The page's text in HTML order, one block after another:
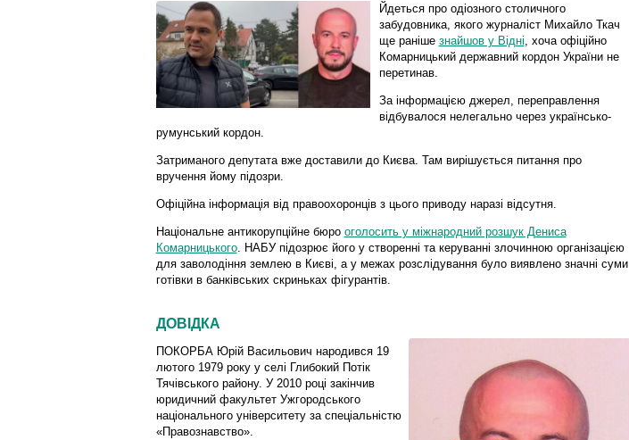
Йдеться про одіозного столичного
забудовника, якого журналіст Михайло Ткач
ще раніше знайшов у Відні , хоча офіційно
Комарницький державний кордон України не
перетинав.
За інформацією джерел, переправлення
відбувалося нелегально через українсько-
румунський кордон.
Затриманого депутата вже доставили до Києва. Там вирішується питання про
вручення йому підозри.
Офіційна інформація від правоохоронців з цього приводу наразі відсутня.
Національне антикорупційне бюро оголосить у міжнародний розшук Дениса
Комарницького. НАБУ підозрює його у створенні та керуванні злочинною організацією
для заволодіння землею в Києві, а у межах розслідування було виявлено значні суми
готівки в банківських скриньках фігурантів.
ДОВІДКА
ПОКОРБА Юрій Васильович народився 19
лютого 1979 року у селі Глибокий Потік
Тячівського району. У 2010 році закінчив
юридичний факультет Ужгородського
національного університету за спеціальністю
«Правознавство».